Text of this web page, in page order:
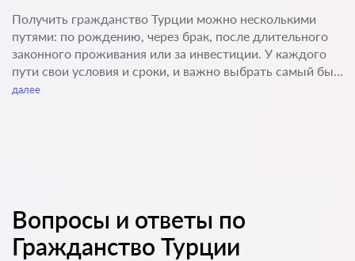
Получить гражданство Турции можно несколькими
путями: по рождению, через брак, после длительного
законного проживания или за инвестиции. У каждого
пути свои условия и сроки, и важно выбрать самый бы...
далее
Вопросы и ответы по
Гражданство Турции